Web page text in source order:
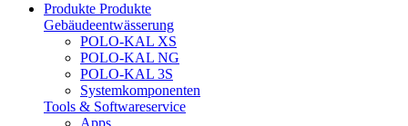
Produkte Produkte
Gebäudeentwässerung
POLO-KAL XS
POLO-KAL NG
POLO-KAL 3S
Systemkomponenten
Tools & Softwareservice